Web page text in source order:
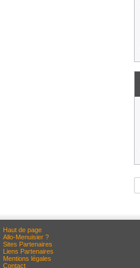
Haut de page
Allo-Menuisier ?
Sites Partenaires
Liens Partenaires
Mentions légales
Contact